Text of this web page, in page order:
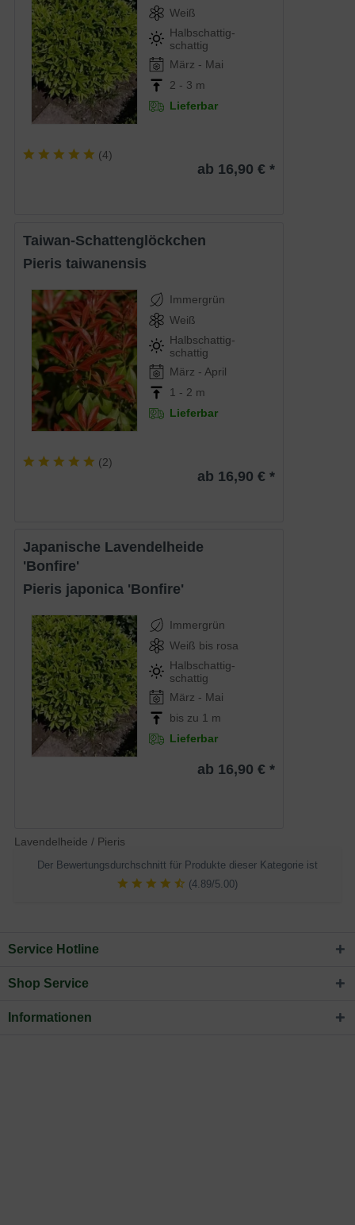
Weiß
Halbschattig-
schattig
März - Mai
2 - 3 m
Lieferbar
(4)
ab 16,90 € *
Taiwan-Schattenglöckchen
Pieris taiwanensis
Immergrün
Weiß
Halbschattig-
schattig
März - April
1 - 2 m
Lieferbar
(2)
ab 16,90 € *
Japanische Lavendelheide
'Bonfire'
Pieris japonica 'Bonfire'
Immergrün
Weiß bis rosa
Halbschattig-
schattig
März - Mai
bis zu 1 m
Lieferbar
ab 16,90 € *
Lavendelheide / Pieris
Der Bewertungsdurchschnitt für Produkte dieser Kategorie ist
(4.89/5.00)
Service Hotline
Shop Service
Informationen